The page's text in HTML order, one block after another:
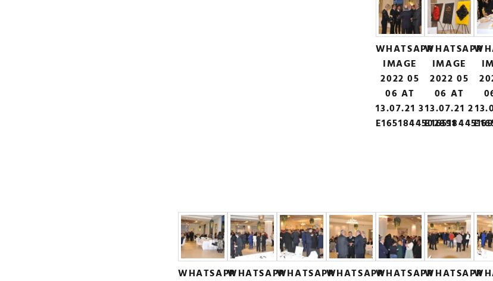
WHATSAPP
IMAGE
2022 05
06 AT
13.07.21 3
E1651844502891
WHATSAPP
IMAGE
2022 05
06 AT
13.07.21 2
WHATSAPPWHATSAPPWHATSAPPWHATSAPPWHATSAPPWHATSAPP